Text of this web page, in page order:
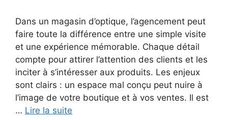
Dans un magasin d’optique, l’agencement peut
faire toute la différence entre une simple visite
et une expérience mémorable. Chaque détail
compte pour attirer l’attention des clients et les
inciter à s’intéresser aux produits. Les enjeux
sont clairs : un espace mal conçu peut nuire à
l’image de votre boutique et à vos ventes. Il est
… Lire la suite